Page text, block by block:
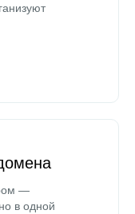
—
в одной